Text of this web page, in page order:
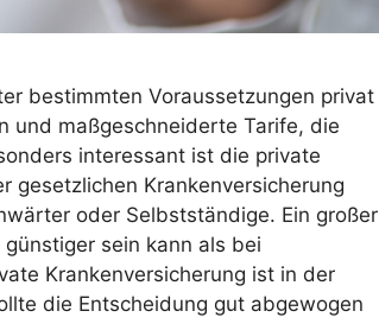
bestimmten Voraussetzungen privat
und maßgeschneiderte Tarife, die
interessant ist die private
gesetzlichen Krankenversicherung
oder Selbstständige. Ein großer
sein kann als bei
Krankenversicherung ist in der
die Entscheidung gut abgewogen